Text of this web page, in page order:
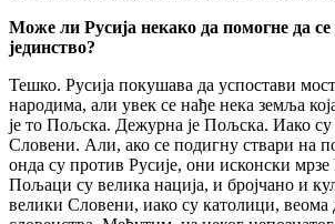
Може ли Русија некако да помогне да се
јединство?
Тешко. Русија покушава да успостави
народима, али увек се нађе нека земља
је то Пољска. Дежурна је Пољска. Иако
Словени. Али, ако се подигну ствари на
онда су против Русије, они исконски мрзе
Пољаци су велика нација, и бројчано и
велики Словени, иако су католици, веома